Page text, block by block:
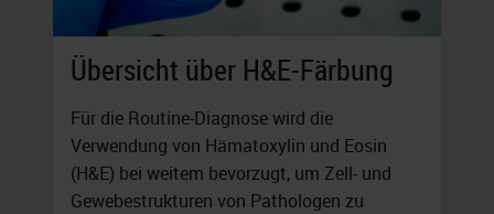
Übersicht über H&E-Färbung
Für die Routine-Diagnose wird die
Verwendung von Hämatoxylin und Eosin
(H&E) bei weitem bevorzugt, um Zell- und
Gewebestrukturen von Pathologen zu